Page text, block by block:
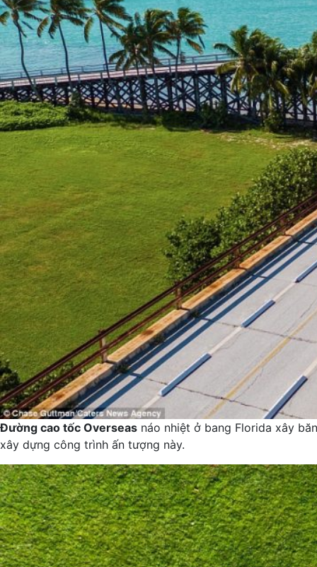
Đường cao tốc Overseas náo nhiệt ở bang Florida xây
xây dựng công trình ấn tượng này.